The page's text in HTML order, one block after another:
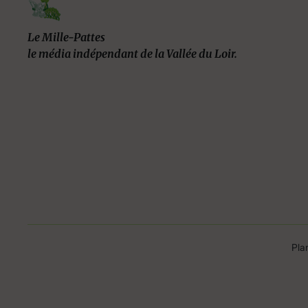
Le Mille-Pattes
le média indépendant de la Vallée du Loir.